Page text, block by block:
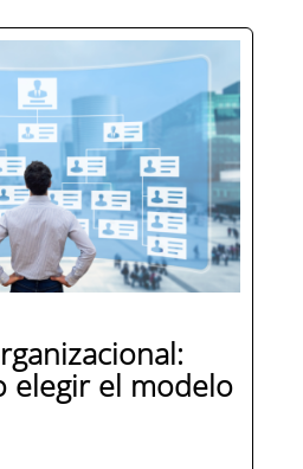
ganado tanto peso
española
como el
Desde que la
Penal extendió la
a las personas
de cualquier...
elegir el modelo